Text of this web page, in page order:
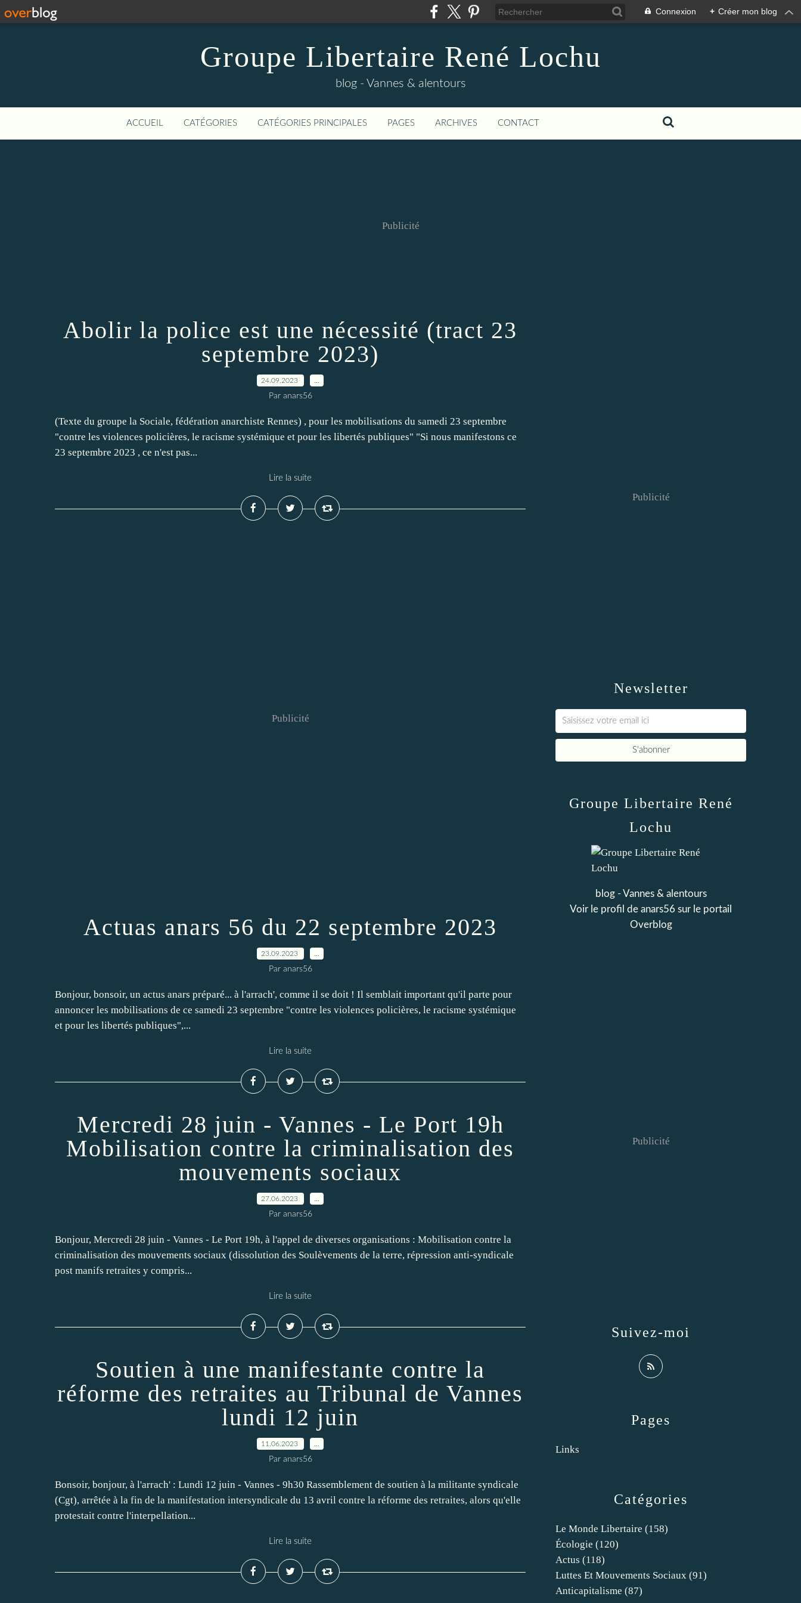
Connexion + Créer mon blog
Groupe Libertaire René Lochu
blog - Vannes & alentours
ACCUEIL CATÉGORIES CATÉGORIES PRINCIPALES PAGES ARCHIVES CONTACT
Publicité
Abolir la police est une nécessité (tract 23
septembre 2023)
24.09.2023
Par anars56
(Texte du groupe la Sociale, fédération anarchiste Rennes) , pour les mobilisations du samedi 23 septembre
"contre les violences policières, le racisme systémique et pour les libertés publiques" "Si nous manifestons ce
23 septembre 2023 , ce n'est pas...
Lire la suite
Publicité
Actuas anars 56 du 22 septembre 2023
23.09.2023
Par anars56
Bonjour, bonsoir, un actus anars préparé... à l'arrach', comme il se doit ! Il semblait important qu'il parte pour
annoncer les mobilisations de ce samedi 23 septembre "contre les violences policières, le racisme systémique
et pour les libertés publiques",...
Lire la suite
Mercredi 28 juin - Vannes - Le Port 19h
Mobilisation contre la criminalisation des
mouvements sociaux
27.06.2023
Par anars56
Bonjour, Mercredi 28 juin - Vannes - Le Port 19h, à l'appel de diverses organisations : Mobilisation contre la
criminalisation des mouvements sociaux (dissolution des Soulèvements de la terre, répression anti-syndicale
post manifs retraites y compris...
Lire la suite
Soutien à une manifestante contre la
réforme des retraites au Tribunal de Vannes
lundi 12 juin
11.06.2023
Par anars56
Bonsoir, bonjour, à l'arrach' : Lundi 12 juin - Vannes - 9h30 Rassemblement de soutien à la militante syndicale
(Cgt), arrêtée à la fin de la manifestation intersyndicale du 13 avril contre la réforme des retraites, alors qu'elle
protestait contre l'interpellation...
Lire la suite
Newsletter
Publicité
Catégories
Le Monde Libertaire (158)
Écologie (120)
Actus (118)
Luttes Et Mouvements Sociaux (91)
Anticapitalisme (87)
Pages
Links
Groupe Libertaire René
Lochu
blog - Vannes & alentours
Voir le profil de anars56 sur le portail
Overblog
Suivez-moi
Publicité